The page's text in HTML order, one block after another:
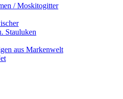
/ Moskitogitter
Stauluken
aus Markenwelt